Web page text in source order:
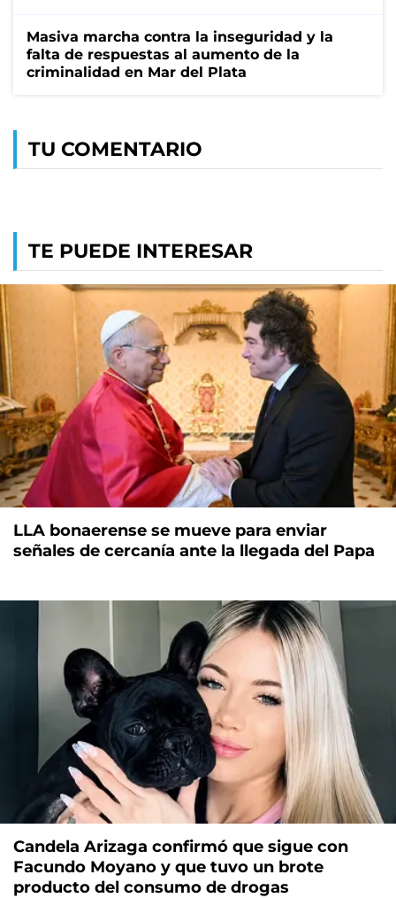
Masiva marcha contra la inseguridad y la
falta de respuestas al aumento de la
criminalidad en Mar del Plata
TU COMENTARIO
TE PUEDE INTERESAR
LLA bonaerense se mueve para enviar
señales de cercanía ante la llegada del Papa
Candela Arizaga confirmó que sigue con
Facundo Moyano y que tuvo un brote
producto del consumo de drogas